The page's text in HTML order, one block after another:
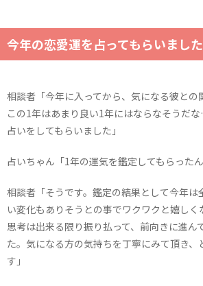
今年の恋愛運を占ってもらいました
相談者「今年に入ってから、気になる彼との
この1年はあまり良い1年にはならなそうだ
占いをしてもらいました」
占いちゃん「1年の運気を鑑定してもらったん
相談者「そうです。鑑定の結果として今年は
い変化もありそうとの事でワクワクと嬉しく
思考は出来る限り振り払って、前向きに進ん
た。気になる方の気持ちを丁寧にみて頂き、
す」